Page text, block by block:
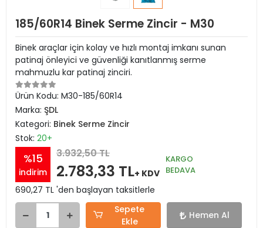
185/60R14 Binek Serme Zincir - M30
Binek araçlar için kolay ve hızlı montaj imkanı sunan
patinaj önleyici ve güvenliği kanıtlanmış serme
mahmuzlu kar patinaj zinciri.
Ürün Kodu: M30-185/60R14
Marka: ŞDL
Kategori: Binek Serme Zincir
Stok: 20+
%15
indirim
3.932,50 TL
2.783,33 TL+ KDV
KARGO
BEDAVA
690,27 TL 'den başlayan taksitlerle
Sepete
Ekle
Hemen Al